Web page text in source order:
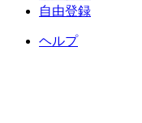
自由登録
ヘルプ